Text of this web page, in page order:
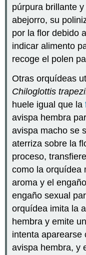
púrpura brillante
abejorro, su
por la flor debido
indicar alimento
recoge el polen
Otras orquídeas
Chiloglottis
huele igual que la
avispa hembra
avispa macho se
aterriza sobre la
proceso,
como la orquídea
aroma y el
engaño sexual
orquídea imita la
hembra y emite
intenta aparearse
avispa hembra, y